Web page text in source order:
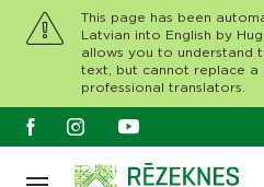
This page has been
Latvian into English by
allows you to understand
text, but cannot replace a
professional translators.